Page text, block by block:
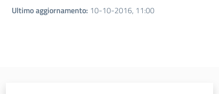
Ultimo aggiornamento: 10-10-2016, 11:00